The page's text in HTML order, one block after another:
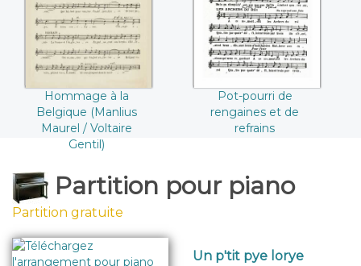
Maurel / Voltaire
Gentil)
Hommage à la
Belgique (Manlius
Maurel / Voltaire
Gentil)
refrains
Pot-pourri de
rengaines et de
refrains
Partition pour piano
Partition gratuite
Un p'tit pye lorye